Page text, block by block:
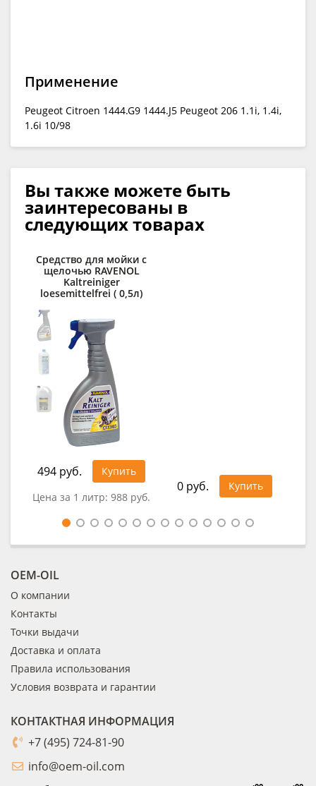
Применение
Peugeot Citroen 1444.G9 1444.J5 Peugeot 206 1.1i, 1.4i,
1.6i 10/98
Вы также можете быть
заинтересованы в
следующих товарах
Средство для мойки с
щелочью RAVENOL
Kaltreiniger
loesemittelfrei ( 0,5л)
494 руб.
Купить
Цена за 1 литр: 988 руб.
0 руб. Купить
OEM-OIL
О компании
Контакты
Точки выдачи
Доставка и оплата
Правила использования
Условия возврата и гарантии
КОНТАКТНАЯ ИНФОРМАЦИЯ
+7 (495) 724-81-90
info@oem-oil.com